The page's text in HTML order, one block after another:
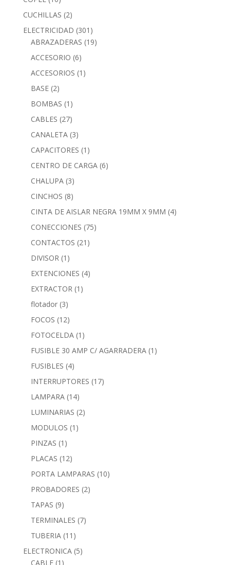
CUCHILLAS (2)
ELECTRICIDAD (301)
ABRAZADERAS (19)
ACCESORIO (6)
ACCESORIOS (1)
BASE (2)
BOMBAS (1)
CABLES (27)
CANALETA (3)
CAPACITORES (1)
CENTRO DE CARGA (6)
CHALUPA (3)
CINCHOS (8)
CINTA DE AISLAR NEGRA 19MM X 9MM (4)
CONECCIONES (75)
CONTACTOS (21)
DIVISOR (1)
EXTENCIONES (4)
EXTRACTOR (1)
flotador (3)
FOCOS (12)
FOTOCELDA (1)
FUSIBLE 30 AMP C/ AGARRADERA (1)
FUSIBLES (4)
INTERRUPTORES (17)
LAMPARA (14)
LUMINARIAS (2)
MODULOS (1)
PINZAS (1)
PLACAS (12)
PORTA LAMPARAS (10)
PROBADORES (2)
TAPAS (9)
TERMINALES (7)
TUBERIA (11)
ELECTRONICA (5)
CABLE (1)